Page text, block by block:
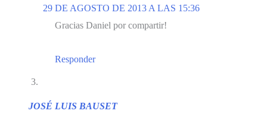
29 DE AGOSTO DE 2013 A LAS 15:36
Gracias Daniel por compartir!
Responder
JOSÉ LUIS BAUSET